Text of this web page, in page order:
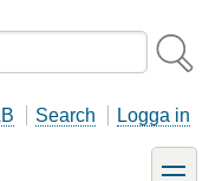
Search Logga in
toggle